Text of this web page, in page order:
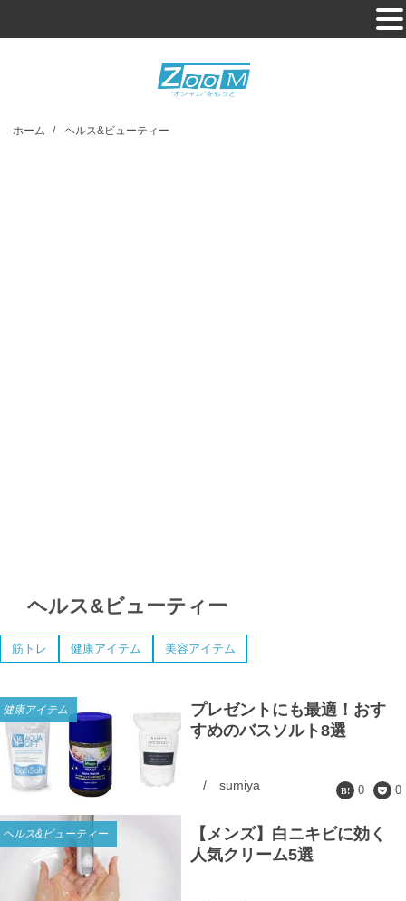
ホーム / ヘルス&ビューティー
ヘルス&ビューティー
筋トレ 健康アイテム 美容アイテム
健康アイテム
プレゼントにも最適！おす
すめのバスソルト8選
/ sumiya 0 0
ヘルス&ビューティー
【メンズ】白ニキビに効く
人気クリーム5選